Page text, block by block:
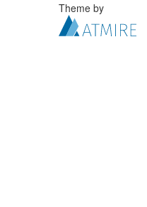
Theme by